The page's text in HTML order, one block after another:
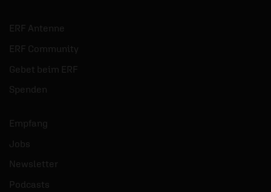
ERF Antenne
ERF Community
Gebet beim ERF
Spenden
Empfang
Jobs
Newsletter
Podcasts